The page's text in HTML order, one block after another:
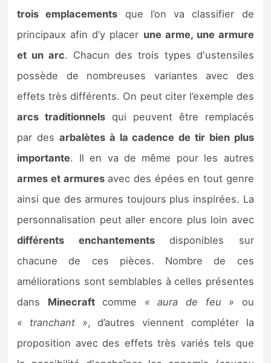
trois emplacements que l’on va classifier de
principaux afin d’y placer une arme, une armure
et un arc. Chacun des trois types d'ustensiles
possède de nombreuses variantes avec des
effets très différents. On peut citer l’exemple des
arcs traditionnels qui peuvent être remplacés
par des arbalètes à la cadence de tir bien plus
importante. Il en va de même pour les autres
armes et armuresavec des épées en tout genre
ainsi que des armures toujours plus inspirées. La
personnalisation peut aller encore plus loin avec
différents enchantementsdisponibles sur
chacune de ces pièces. Nombre de ces
améliorations sont semblables à celles présentes
dans Minecraftcomme « aura de feu » ou
« tranchant », d’autres viennent compléter la
proposition avec des effets très variés tels que